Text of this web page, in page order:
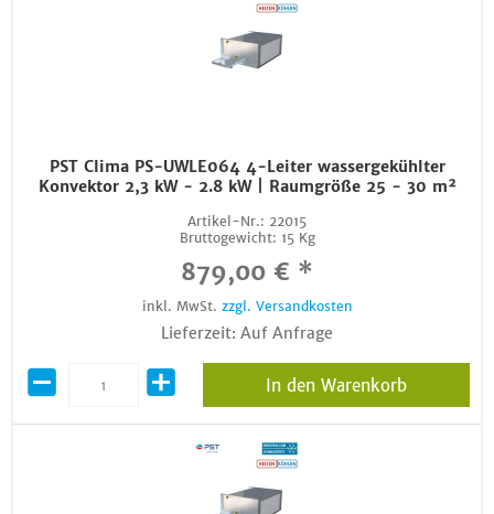
PST Clima PS-UWLE064 4-Leiter wassergekühlter
Konvektor 2,3 kW - 2.8 kW | Raumgröße 25 - 30 m²
Artikel-Nr.: 22015
Bruttogewicht: 15 Kg
879,00 € *
inkl. MwSt. zzgl. Versandkosten
Lieferzeit: Auf Anfrage
In den Warenkorb